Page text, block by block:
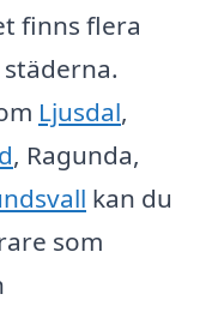
finns flera
Ljusdal,
, Ragunda,
kan du
som